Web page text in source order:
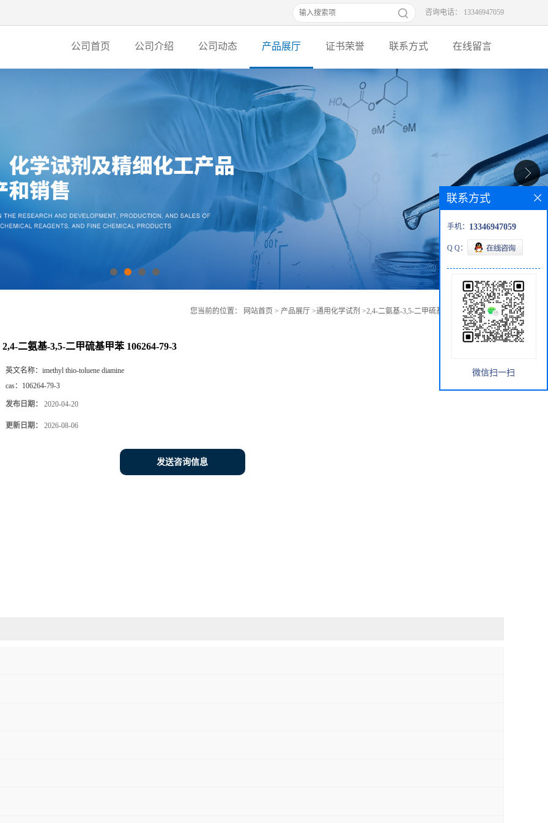
咨询电话： 13346947059
公司首页 公司介绍 公司动态 产品展厅 证书荣誉 联系方式 在线留言
您当前的位置： 网站首页 > 产品展厅 >通用化学试剂 >2,4-二氨基-3,5-二甲硫基甲苯 106264-79-3
2,4-二氨基-3,5-二甲硫基甲苯 106264-79-3
英文名称： imethyl thio-toluene diamine
cas： 106264-79-3
发布日期： 2020-04-20
更新日期： 2026-08-06
发送咨询信息
联系方式
手机： 13346947059
Q Q：
微信扫一扫